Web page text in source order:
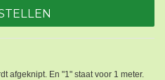
afgeknipt. En "1" staat voor 1 meter.